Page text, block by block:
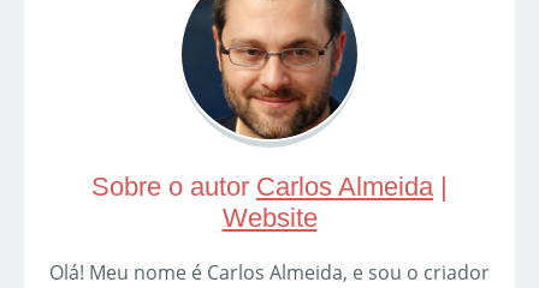
Sobre o autor Carlos Almeida|
Website
Olá! Meu nome é Carlos Almeida, e sou o criador